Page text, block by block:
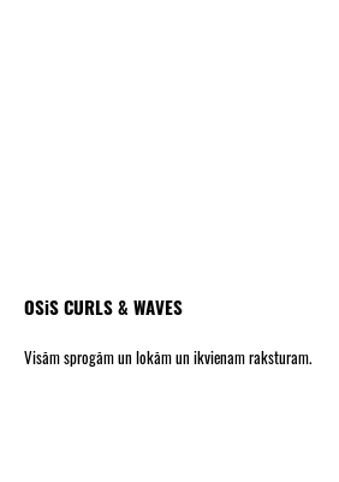
OSiS CURLS & WAVES
Visām sprogām un lokām un ikvienam raksturam.